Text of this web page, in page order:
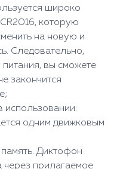
широко
которую
на новую и
Следовательно,
питания, вы сможете
закончится
использовании:
одним движковым
Диктофон
через прилагаемое